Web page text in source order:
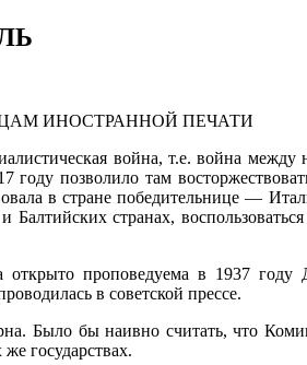
ИНОСТРАННОЙ ПЕЧАТИ
война, т.е. война между
позволило там
в стране победительнице —
странах,
проповедуема в 1937
в советской прессе.
Было бы наивно считать, что
государствах.